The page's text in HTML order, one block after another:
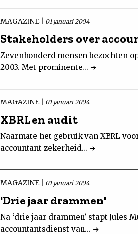
MAGAZINE | 01 januari 2004
Stakeholders over
Zevenhonderd mensen bezochten
2003. Met prominente...
MAGAZINE | 01 januari 2004
XBRL en audit
Naarmate het gebruik van XBRL
accountant zekerheid...
MAGAZINE | 01 januari 2004
'Drie jaar drammen'
Na ‘drie jaar drammen’ stapt Jules
accountantsdienst van...